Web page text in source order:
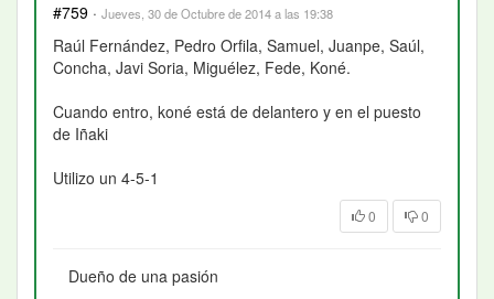
#759 · Jueves, 30 de Octubre de 2014 a las 19:38
Raúl Fernández, Pedro Orfila, Samuel, Juanpe, Saúl,
Concha, Javi Soria, Miguélez, Fede, Koné.
Cuando entro, koné está de delantero y en el puesto
de Iñaki
Utilizo un 4-5-1
0 0
Dueño de una pasión